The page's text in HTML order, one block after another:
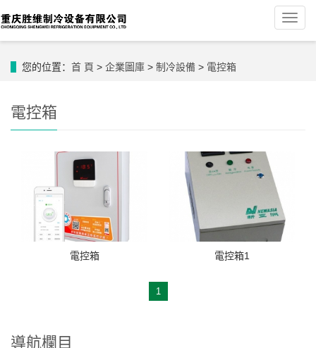
導
航
您的位置： 首 頁 > 企業圖庫 > 制冷設備 > 電控箱
電控箱
電控箱 電控箱1
1
導航欄目